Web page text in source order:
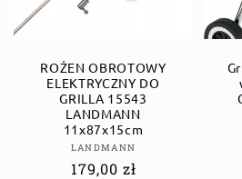
ROŻEN OBROTOWY
ELEKTRYCZNY DO
GRILLA 15543
LANDMANN
11x87x15cm
Dostawca:
LANDMANN
Cena
179,00 zł